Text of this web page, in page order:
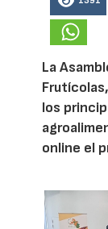
La
los
online el